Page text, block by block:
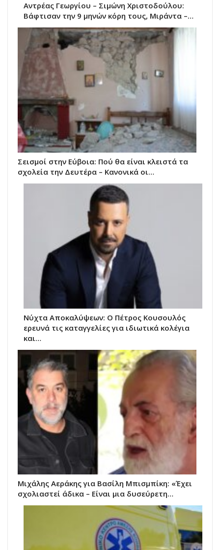
Αντρέας Γεωργίου – Σιμώνη Χριστοδούλου:
Βάφτισαν την 9 μηνών κόρη τους, Μιράντα –…
Σεισμοί στην Εύβοια: Πού θα είναι κλειστά τα
σχολεία την Δευτέρα – Κανονικά οι…
Νύχτα Αποκαλύψεων: Ο Πέτρος Κουσουλός
ερευνά τις καταγγελίες για ιδιωτικά κολέγια
και…
Μιχάλης Αεράκης για Βασίλη Μπισμπίκη: «Έχει
σχολιαστεί άδικα – Είναι μια δυσεύρετη…